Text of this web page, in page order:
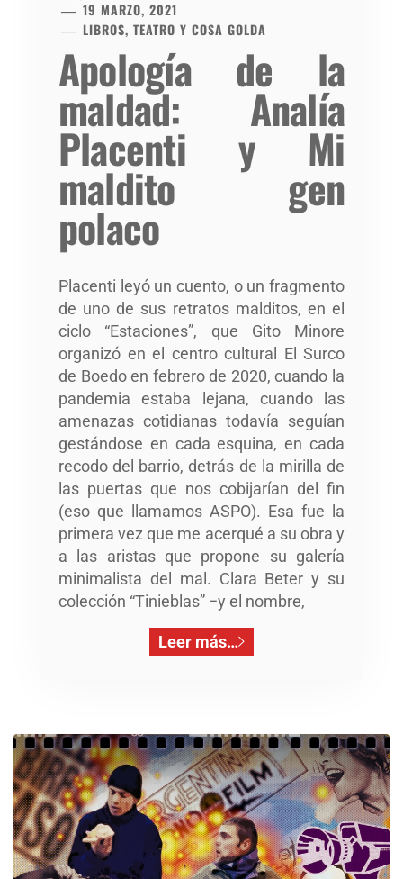
19 MARZO, 2021
LIBROS, TEATRO Y COSA GOLDA
Apología de la
maldad: Analía
Placenti y Mi
maldito gen
polaco
Placenti leyó un cuento, o un fragmento
de uno de sus retratos malditos, en el
ciclo “Estaciones”, que Gito Minore
organizó en el centro cultural El Surco
de Boedo en febrero de 2020, cuando la
pandemia estaba lejana, cuando las
amenazas cotidianas todavía seguían
gestándose en cada esquina, en cada
recodo del barrio, detrás de la mirilla de
las puertas que nos cobijarían del fin
(eso que llamamos ASPO). Esa fue la
primera vez que me acerqué a su obra y
a las aristas que propone su galería
minimalista del mal. Clara Beter y su
colección “Tinieblas” −y el nombre,
Leer más…